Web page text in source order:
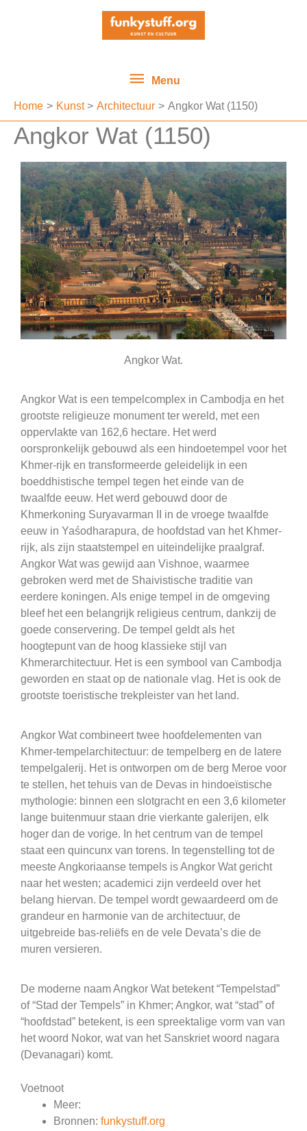
Menu
Menu
Home Kunst Architectuur Angkor Wat (1150)
Angkor Wat (1150)
Angkor Wat.
Angkor Wat is een tempelcomplex in Cambodja en het
grootste religieuze monument ter wereld, met een
oppervlakte van 162,6 hectare. Het werd
oorspronkelijk gebouwd als een hindoetempel voor het
Khmer-rijk en transformeerde geleidelijk in een
boeddhistische tempel tegen het einde van de
twaalfde eeuw. Het werd gebouwd door de
Khmerkoning Suryavarman II in de vroege twaalfde
eeuw in Yaśodharapura, de hoofdstad van het Khmer-
rijk, als zijn staatstempel en uiteindelijke praalgraf.
Angkor Wat was gewijd aan Vishnoe, waarmee
gebroken werd met de Shaivistische traditie van
eerdere koningen. Als enige tempel in de omgeving
bleef het een belangrijk religieus centrum, dankzij de
goede conservering. De tempel geldt als het
hoogtepunt van de hoog klassieke stijl van
Khmerarchitectuur. Het is een symbool van Cambodja
geworden en staat op de nationale vlag. Het is ook de
grootste toeristische trekpleister van het land.
Angkor Wat combineert twee hoofdelementen van
Khmer-tempelarchitectuur: de tempelberg en de latere
tempelgalerij. Het is ontworpen om de berg Meroe voor
te stellen, het tehuis van de Devas in hindoeïstische
mythologie: binnen een slotgracht en een 3,6 kilometer
lange buitenmuur staan drie vierkante galerijen, elk
hoger dan de vorige. In het centrum van de tempel
staat een quincunx van torens. In tegenstelling tot de
meeste Angkoriaanse tempels is Angkor Wat gericht
naar het westen; academici zijn verdeeld over het
belang hiervan. De tempel wordt gewaardeerd om de
grandeur en harmonie van de architectuur, de
uitgebreide bas-reliëfs en de vele Devata’s die de
muren versieren.
De moderne naam Angkor Wat betekent “Tempelstad”
of “Stad der Tempels” in Khmer; Angkor, wat “stad” of
“hoofdstad” betekent, is een spreektalige vorm van van
het woord Nokor, wat van het Sanskriet woord nagara
(Devanagari) komt.
Voetnoot
Meer:
Bronnen: funkystuff.org